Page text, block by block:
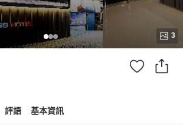
3
評語 基本資訊